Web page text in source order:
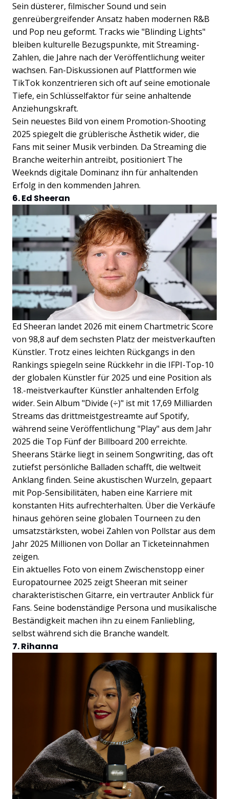
Sein düsterer, filmischer Sound und sein
genreübergreifender Ansatz haben modernen R&B
und Pop neu geformt. Tracks wie "Blinding Lights"
bleiben kulturelle Bezugspunkte, mit Streaming-
Zahlen, die Jahre nach der Veröffentlichung weiter
wachsen. Fan-Diskussionen auf Plattformen wie
TikTok konzentrieren sich oft auf seine emotionale
Tiefe, ein Schlüsselfaktor für seine anhaltende
Anziehungskraft.
Sein neuestes Bild von einem Promotion-Shooting
2025 spiegelt die grüblerische Ästhetik wider, die
Fans mit seiner Musik verbinden. Da Streaming die
Branche weiterhin antreibt, positioniert The
Weeknds digitale Dominanz ihn für anhaltenden
Erfolg in den kommenden Jahren.
6. Ed Sheeran
Ed Sheeran landet 2026 mit einem Chartmetric Score
von 98,8 auf dem sechsten Platz der meistverkauften
Künstler. Trotz eines leichten Rückgangs in den
Rankings spiegeln seine Rückkehr in die IFPI-Top-10
der globalen Künstler für 2025 und eine Position als
18.-meistverkaufter Künstler anhaltenden Erfolg
wider. Sein Album "Divide (÷)" ist mit 17,69 Milliarden
Streams das drittmeistgestreamte auf Spotify,
während seine Veröffentlichung "Play" aus dem Jahr
2025 die Top Fünf der Billboard 200 erreichte.
Sheerans Stärke liegt in seinem Songwriting, das oft
zutiefst persönliche Balladen schafft, die weltweit
Anklang finden. Seine akustischen Wurzeln, gepaart
mit Pop-Sensibilitäten, haben eine Karriere mit
konstanten Hits aufrechterhalten. Über die Verkäufe
hinaus gehören seine globalen Tourneen zu den
umsatzstärksten, wobei Zahlen von Pollstar aus dem
Jahr 2025 Millionen von Dollar an Ticketeinnahmen
zeigen.
Ein aktuelles Foto von einem Zwischenstopp einer
Europatournee 2025 zeigt Sheeran mit seiner
charakteristischen Gitarre, ein vertrauter Anblick für
Fans. Seine bodenständige Persona und musikalische
Beständigkeit machen ihn zu einem Fanliebling,
selbst während sich die Branche wandelt.
7. Rihanna